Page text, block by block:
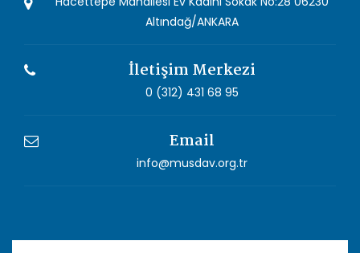
Altındağ/ANKARA
İletişim Merkezi
0 (312) 431 68 95
Email
info@musdav.org.tr